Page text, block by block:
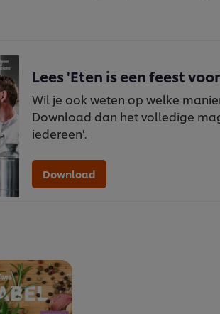
Lees 'Eten is een feest
Wil je ook weten op welke
Download dan het volledige
iedereen'.
Download